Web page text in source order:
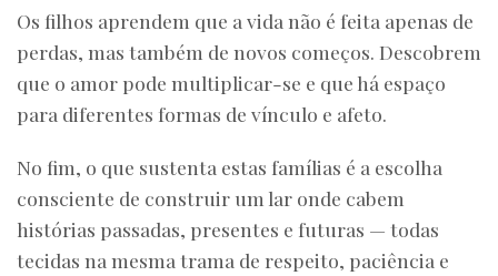
Os filhos aprendem que a vida não é feita apenas de
perdas, mas também de novos começos. Descobrem
que o amor pode multiplicar-se e que há espaço
para diferentes formas de vínculo e afeto.
No fim, o que sustenta estas famílias é a escolha
consciente de construir um lar onde cabem
histórias passadas, presentes e futuras — todas
tecidas na mesma trama de respeito, paciência e